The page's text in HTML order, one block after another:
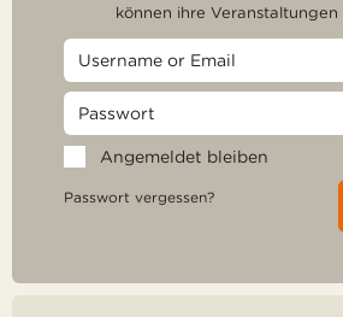
können ihre
Angemeldet bleiben
Passwort vergessen?